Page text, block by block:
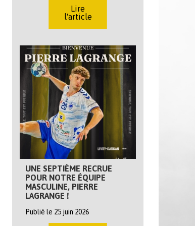
Lire
l'article
UNE SEPTIÈME RECRUE
POUR NOTRE ÉQUIPE
MASCULINE, PIERRE
LAGRANGE !
Publié le 25 juin 2026